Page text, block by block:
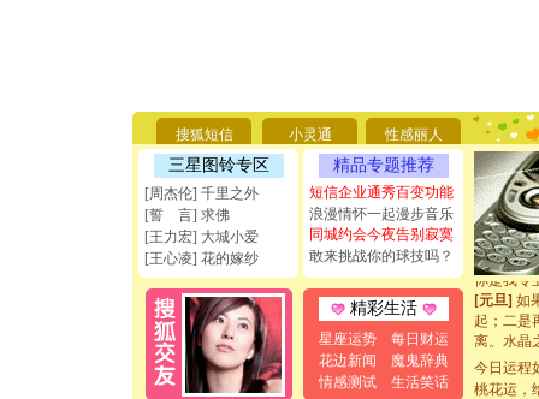
搜狐短信 小灵通 性感丽人
三星图铃专区
[周杰伦] 千里之外
[誓 言] 求佛
[王力宏] 大城小爱
[王心凌] 花的嫁纱
精品专题推荐
短信企业通秀百变功能
浪漫情怀一起漫步音乐
同城约会今夜告别寂寞
敢来挑战你的球技吗？
精彩生活
星座运势
每日财运
花边新闻
魔鬼辞典
情感测试
生活笑话
[圣诞节]
能正大光
天都要快
[圣诞节]
如意,快
[元旦]看
断电。爱
你是我专
[元旦]如
起；二是
离。水晶
[元旦]当
泣，这痛
卖了。水
今日运程
桃花运，